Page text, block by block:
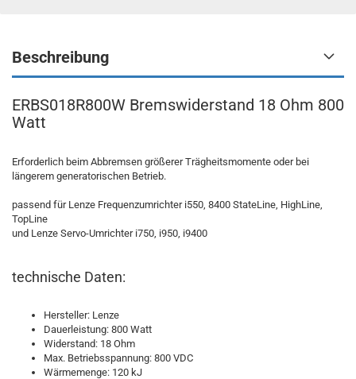
Beschreibung
ERBS018R800W Bremswiderstand 18 Ohm 800
Watt
Erforderlich beim Abbremsen größerer Trägheitsmomente oder bei
längerem generatorischen Betrieb.
passend für Lenze Frequenzumrichter i550, 8400 StateLine, HighLine,
TopLine
und Lenze Servo-Umrichter i750, i950, i9400
technische Daten:
Hersteller: Lenze
Dauerleistung: 800 Watt
Widerstand: 18 Ohm
Max. Betriebsspannung: 800 VDC
Wärmemenge: 120 kJ